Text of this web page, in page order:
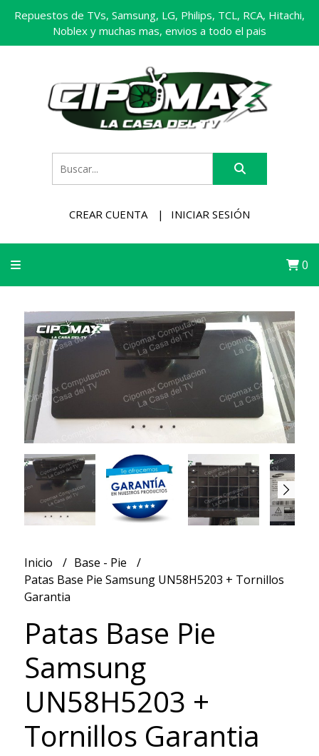
Repuestos de TVs, Samsung, LG, Philips, TCL, RCA, Hitachi,
Noblex y muchas mas, envios a todo el pais
CREAR CUENTA INICIAR SESIÓN
0
Inicio
Base - Pie
Patas Base Pie Samsung UN58H5203 + Tornillos
Garantia
Patas Base Pie
Samsung
UN58H5203 +
Tornillos Garantia